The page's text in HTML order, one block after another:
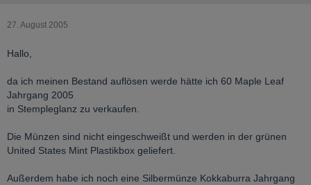
27. August 2005
Hallo,
da ich meinen Bestand auflösen werde hätte ich 60 Maple Leaf
Jahrgang 2005
in Stempleglanz zu verkaufen.
Die Münzen sind nicht eingeschweißt und werden in der grünen
United States Mint Plastikbox geliefert.
Außerdem habe ich noch eine Silbermünze Kokkaburra Jahrgang